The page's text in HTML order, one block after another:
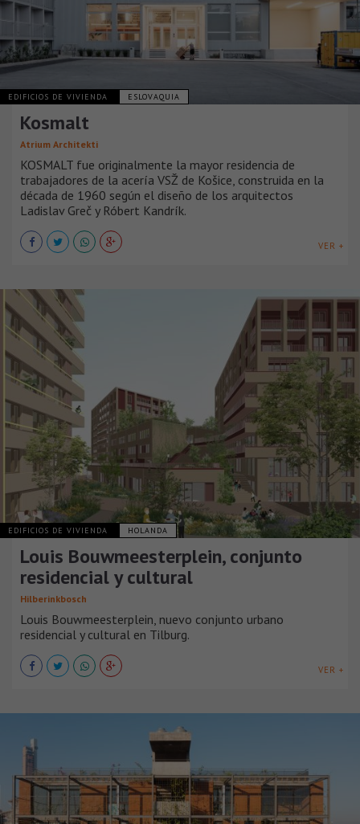
EDIFICIOS DE VIVIENDA ESLOVAQUIA
Kosmalt
Atrium Architekti
KOSMALT fue originalmente la mayor residencia de
trabajadores de la acería VSŽ de Košice, construida en la
década de 1960 según el diseño de los arquitectos
Ladislav Greč y Róbert Kandrík.
VER +
EDIFICIOS DE VIVIENDA HOLANDA
Louis Bouwmeesterplein, conjunto
residencial y cultural
Hilberinkbosch
Louis Bouwmeesterplein, nuevo conjunto urbano
residencial y cultural en Tilburg.
VER +